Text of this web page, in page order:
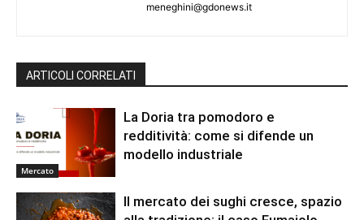
meneghini@gdonews.it
ARTICOLI CORRELATI
Mercato
La Doria tra pomodoro e
redditività: come si difende un
modello industriale
Il mercato dei sughi cresce, spazio